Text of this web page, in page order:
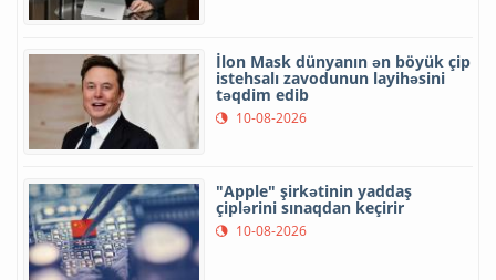
İlon Mask dünyanın ən böyük çip
istehsalı zavodunun layihəsini
təqdim edib
10-08-2026
"Apple" şirkətinin yaddaş
çiplərini sınaqdan keçirir
10-08-2026